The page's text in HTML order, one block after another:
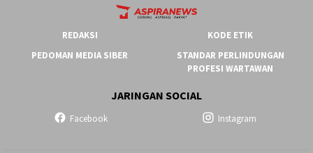
REDAKSI
KODE ETIK
PEDOMAN MEDIA SIBER
STANDAR PERLINDUNGAN
PROFESI WARTAWAN
JARINGAN SOCIAL
Facebook Instagram